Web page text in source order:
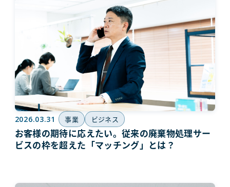
2026.03.31 事業 ビジネス
お客様の期待に応えたい。従来の廃棄物処理サー
ビスの枠を超えた「マッチング」とは？